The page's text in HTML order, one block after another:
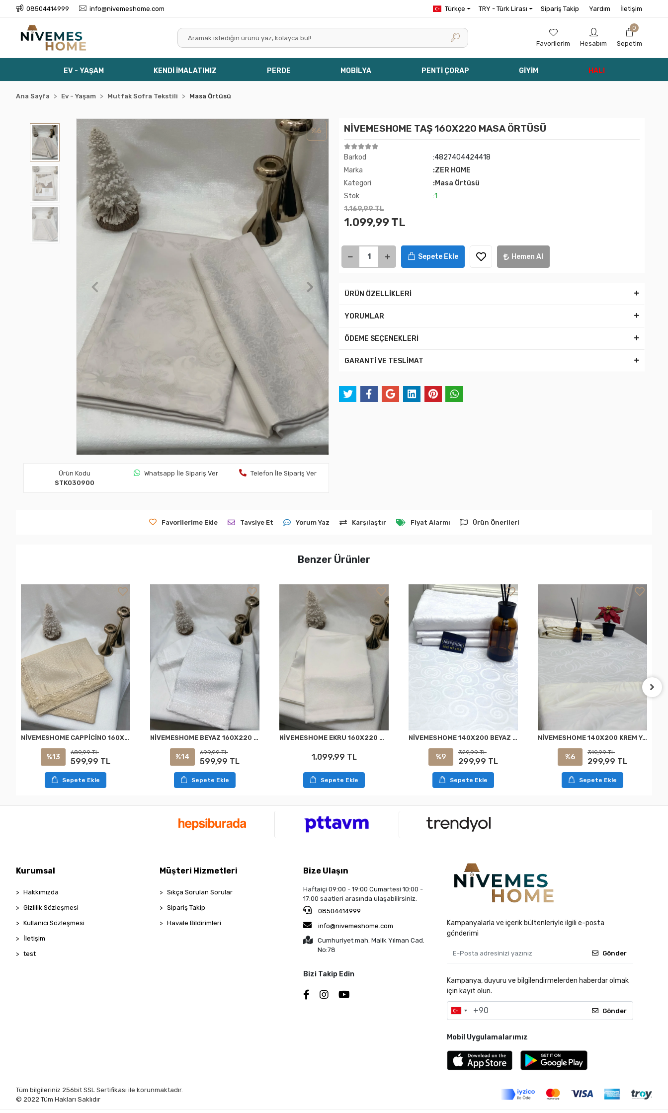
08504414999 info@nivemeshome.com Türkçe TRY - Türk Lirası Sipariş Takip Yardım İletişim
Favorilerim Hesabım
0
Sepetim
EV - YAŞAM KENDİ İMALATIMIZ PERDE MOBİLYA PENTİ ÇORAP GİYİM HALI
Ana Sayfa Ev - Yaşam Mutfak Sofra Tekstili Masa Örtüsü
%6
Ürün Kodu
STK030900
Whatsapp İle Sipariş Ver Telefon İle Sipariş Ver
NİVEMESHOME TAŞ 160X220 MASA ÖRTÜSÜ
Barkod
:4827404424418
Marka
:ZER HOME
Kategori
:Masa Örtüsü
Stok
:1
1.169,99 TL
1.099,99 TL
Sepete Ekle Hemen Al
ÜRÜN ÖZELLİKLERİ
YORUMLAR
ÖDEME SEÇENEKLERİ
GARANTİ VE TESLİMAT
Favorilerime Ekle Tavsiye Et Yorum Yaz Karşılaştır Fiyat Alarmı Ürün Önerileri
Benzer Ürünler
NİVEMESHOME CAPPİCİNO 160X220 KDK FRANSIZ DANTELLİ MASA ÖRTÜSÜ
%13
689,99 TL
599,99 TL
Sepete Ekle
NİVEMESHOME BEYAZ 160X220 KDK FRANSIZ DANTELLİ MASA ÖRTÜSÜ
%14
699,99 TL
599,99 TL
Sepete Ekle
NİVEMESHOME EKRU 160X220 MASA ÖRTÜSÜ
1.099,99 TL
Sepete Ekle
NİVEMESHOME 140X200 BEYAZ DAİRE SEMBOL LEKE TUTMAZ MASA ÖRTÜSÜ
%9
329,99 TL
299,99 TL
Sepete Ekle
NİVEMESHOME 140X200 KREM YAPRAK DESENLİ LEKE TUTMAZ MASA ÖRTÜSÜ
%6
319,99 TL
299,99 TL
Sepete Ekle
Kurumsal
Hakkımızda
Gizlilik Sözleşmesi
Kullanıcı Sözleşmesi
İletişim
test
Müşteri Hizmetleri
Sıkça Sorulan Sorular
Sipariş Takip
Havale Bildirimleri
Bize Ulaşın
Haftaiçi 09:00 - 19:00 Cumartesi 10:00 -
17:00 saatleri arasında ulaşabilirsiniz.
08504414999
info@nivemeshome.com
Cumhuriyet mah. Malik Yılman Cad.
No:78
Bizi Takip Edin
Kampanyalarla ve içerik bültenleriyle ilgili e-posta
gönderimi
Gönder
Kampanya, duyuru ve bilgilendirmelerden haberdar olmak
için kayıt olun.
Gönder
Mobil Uygulamalarımız
Tüm bilgileriniz 256bit SSL Sertifikası ile korunmaktadır.
© 2022 Tüm Hakları Saklıdır